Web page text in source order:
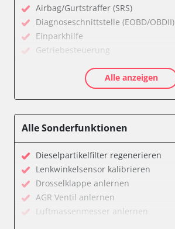
Airbag/Gurtstraffer (SRS)
Diagnoseschnittstelle (EOBD/OBDII)
Einparkhilfe
Getriebesteuerung
Kombiinstrument
Soundsystem
Start Authentifikation
Türsteuergerät vorne links
Türsteuergerät vorne rechts
Wegfahrsperre
Zentralelektronik
Alle anzeigen
Alle Sonderfunktionen
Dieselpartikelfilter regenerieren
Lenkwinkelsensor kalibrieren
Drosselklappe anlernen
AGR Ventil anlernen
Luftmassenmesser anlernen